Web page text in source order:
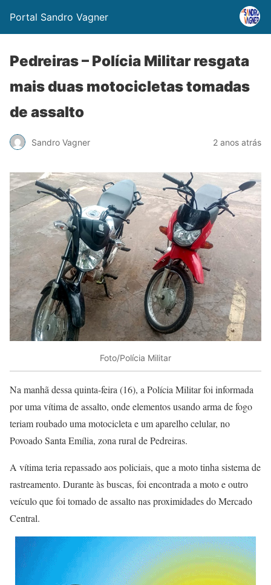
Portal Sandro Vagner
Pedreiras – Polícia Militar resgata
mais duas motocicletas tomadas
de assalto
Sandro Vagner 2 anos atrás
Foto/Polícia Militar
Na manhã dessa quinta-feira (16), a Polícia Militar foi informada
por uma vítima de assalto, onde elementos usando arma de fogo
teriam roubado uma motocicleta e um aparelho celular, no
Povoado Santa Emília, zona rural de Pedreiras.
A vítima teria repassado aos policiais, que a moto tinha sistema de
rastreamento. Durante às buscas, foi encontrada a moto e outro
veículo que foi tomado de assalto nas proximidades do Mercado
Central.